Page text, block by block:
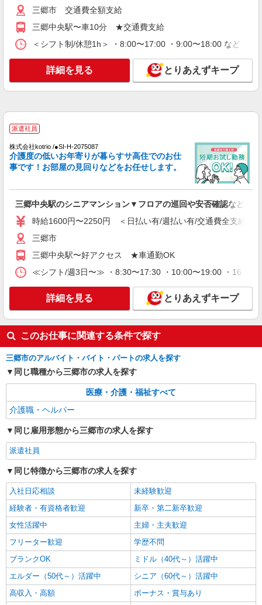
キープ
職業紹介
株式会社kotrio /●SW-S-2022010
≪新三郷駅≫定着率高い人気のデイサービスス
タッフ★残業少なめ
給：200,000円〜220,000円 ・資格手当：10,000〜
により変動） ・固定残業手当：20,000円（10時
間） ※固定残業時間を超過する場合には超過勤務
手当として別途支給 下記資格をお持ちの方歓迎 ・
認知症介護基礎研修 ・初任者研修 ・実務者研修
キープ 詳細を見る
株式会社kotrio /●SI-H-2018132
≪三郷中央駅≫夜勤なし！未経験・ブランク
時給1600円〜2250円 ＜日払い有/週払い有/交
三郷市
株式会社kotrio /●SI-H-2067237
三郷中央駅★未経験OKの人間関係に悩まない
職場へ★サ高住スタッフ
時給1600円〜2250円 ＜日払い有/週払い有/交
通費全支給(ガソリン代含む)＞
三郷市
キープ
派遣社員
株式会社kotrio /●SI-H-2017959
≪三郷中央駅≫日勤のみ＆残業ナシ！お迎えに
間に合うデイサービス
時給1600円〜2250円 ＜日払い有/週払い有/交
通費全支給(ガソリン代含む)＞
三郷市 交通費全額支給
キープ 詳細を見る
三郷市 交通費全額支給
三郷中央駅〜車10分 ★交通費支給
＜シフト制/休憩1h＞ ・8:00〜17:00 ・9:00〜18:00 など ※
詳細を見る とりあえずキープ
派遣社員
株式会社kotrio /●SI-H-2075087
介護度の低いお年寄りが暮らすサ高住でのお仕
事です！お部屋の見回りなどをお任せします。
三郷中央駅のシニアマンション▼フロアの巡回や安否確認など
時給1600円〜2250円 ＜日払い有/週払い有/交通費全支給(ガ
三郷市
三郷中央駅〜好アクセス ★車通勤OK
≪シフト/週3日〜≫ ・8:30〜17:30 ・10:00〜19:00 ・16:00
詳細を見る とりあえずキープ
このお仕事に関連する条件で探す
三郷市のアルバイト・バイト・パートの求人を探す
同じ職種から三郷市の求人を探す
医療・介護・福祉すべて
介護職・ヘルパー
同じ雇用形態から三郷市の求人を探す
派遣社員
同じ特徴から三郷市の求人を探す
入社日応相談
未経験歓迎
経験者・有資格者歓迎
新卒・第二新卒歓迎
女性活躍中
主婦・主夫歓迎
フリーター歓迎
学歴不問
ブランクOK
ミドル（40代～）活躍中
エルダー（50代～）活躍中
シニア（60代～）活躍中
高収入・高額
ボーナス・賞与あり